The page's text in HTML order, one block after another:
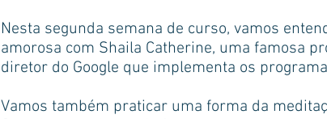
Nesta segunda semana de curso, vamos
amorosa com Shaila Catherine, uma famosa
diretor do Google que implementa os
Vamos também praticar uma forma da